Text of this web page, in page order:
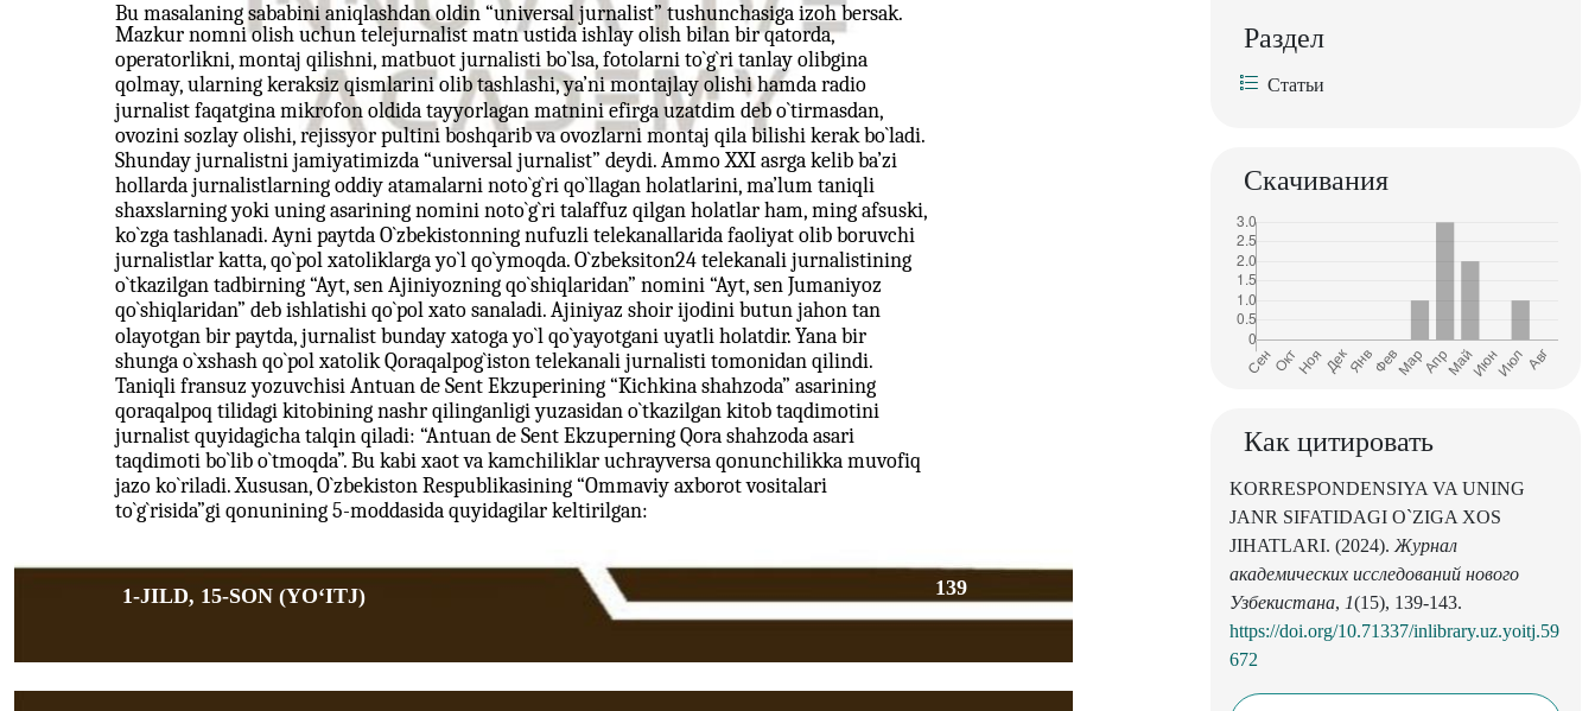
139
1-JILD, 15-SON (YOʻITJ)
Bu masalaning sababini aniqlashdan oldin “universal jurnalist” tushunchasiga izoh bersak.
Mazkur nomni olish uchun telejurnalist matn ustida ishlay olish bilan bir qatorda,
operatorlikni, montaj qilishni, matbuot jurnalisti bo`lsa, fotolarni to`g`ri tanlay olibgina
qolmay, ularning keraksiz qismlarini olib tashlashi, ya’ni montajlay olishi hamda radio
jurnalist faqatgina mikrofon oldida tayyorlagan matnini efirga uzatdim deb o`tirmasdan,
ovozini sozlay olishi, rejissyor pultini boshqarib va ovozlarni montaj qila bilishi kerak bo`ladi.
Shunday jurnalistni jamiyatimizda “universal jurnalist” deydi. Ammo XXI asrga kelib ba’zi
hollarda jurnalistlarning oddiy atamalarni noto`g`ri qo`llagan holatlarini, ma’lum taniqli
shaxslarning yoki uning asarining nomini noto`g`ri talaffuz qilgan holatlar ham, ming afsuski,
ko`zga tashlanadi. Ayni paytda O`zbekistonning nufuzli telekanallarida faoliyat olib boruvchi
jurnalistlar katta, qo`pol xatoliklarga yo`l qo`ymoqda. O`zbeksiton24 telekanali jurnalistining
o`tkazilgan tadbirning “Ayt, sen Ajiniyozning qo`shiqlaridan” nomini “Ayt, sen Jumaniyoz
qo`shiqlaridan” deb ishlatishi qo`pol xato sanaladi. Ajiniyaz shoir ijodini butun jahon tan
olayotgan bir paytda, jurnalist bunday xatoga yo`l qo`yayotgani uyatli holatdir. Yana bir
shunga o`xshash qo`pol xatolik Qoraqalpog`iston telekanali jurnalisti tomonidan qilindi.
Taniqli fransuz yozuvchisi Antuan de Sent Ekzuperining “Kichkina shahzoda” asarining
qoraqalpoq tilidagi kitobining nashr qilinganligi yuzasidan o`tkazilgan kitob taqdimotini
jurnalist quyidagicha talqin qiladi: “Antuan de Sent Ekzuperning Qora shahzoda asari
taqdimoti bo`lib o`tmoqda”. Bu kabi xaot va kamchiliklar uchrayversa qonunchilikka muvofiq
jazo ko`riladi. Xususan, O`zbekiston Respublikasining “Ommaviy axborot vositalari
to`g`risida”gi qonunining 5-moddasida quyidagilar keltirilgan:
Раздел
Статьи
Скачивания
Как цитировать
KORRESPONDENSIYA VA UNING
JANR SIFATIDAGI O`ZIGA XOS
JIHATLARI. (2024).Журнал
академических исследований нового
Узбекистана, 1(15), 139-143.
https://doi.org/10.71337/inlibrary.uz.yoitj.59
672